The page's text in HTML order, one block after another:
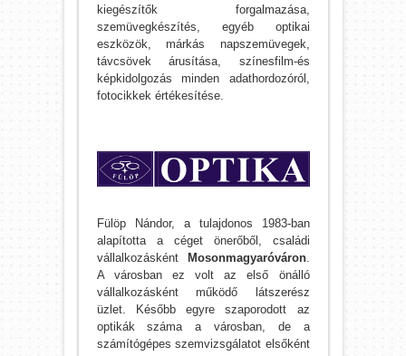
kiegészítők forgalmazása,
szemüvegkészítés, egyéb optikai
eszközök, márkás napszemüvegek,
távcsövek árusítása, színesfilm-és
képkidolgozás minden adathordozóról,
fotocikkek értékesítése.
Fülöp Nándor, a tulajdonos 1983-ban
alapította a céget önerőből, családi
vállalkozásként
Mosonmagyaróváron.
A városban ez volt az első önálló
vállalkozásként működő látszerész
üzlet. Később egyre szaporodott az
optikák száma a városban, de a
számítógépes szemvizsgálatot elsőként